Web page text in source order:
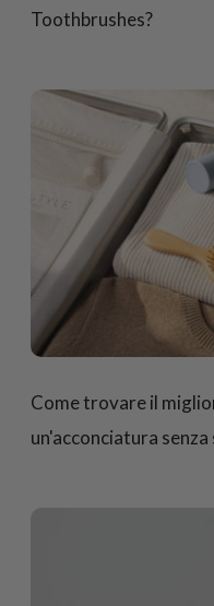
Toothbrushes?
Come trovare il
un'acconciatura